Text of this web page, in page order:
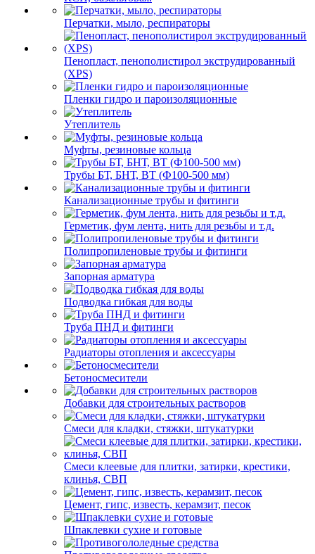
Перчатки, мыло, респираторы
Пенопласт, пенополистирол экструдированный
(XPS)
Пленки гидро и пароизоляционные
Утеплитель
Муфты, резиновые кольца
Трубы БТ, БНТ, ВТ (Ф100-500 мм)
Канализационные трубы и фитинги
Герметик, фум лента, нить для резьбы и т.д.
Полипропиленовые трубы и фитинги
Запорная арматура
Подводка гибкая для воды
Труба ПНД и фитинги
Радиаторы отопления и аксессуары
Бетоносмесители
Добавки для строительных растворов
Смеси для кладки, стяжки, штукатурки
Смеси клеевые для плитки, затирки, крестики,
клинья, СВП
Цемент, гипс, известь, керамзит, песок
Шпаклевки сухие и готовые